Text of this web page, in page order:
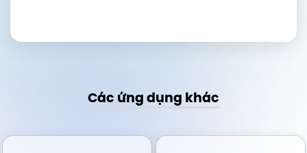
Các ứng dụng khác